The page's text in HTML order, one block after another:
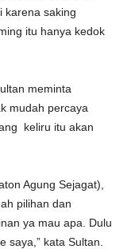
karena saking
itu hanya kedok
meminta
mudah percaya
keliru itu akan
Agung Sejagat),
pilihan dan
ya mau apa. Dulu
saya,” kata Sultan.